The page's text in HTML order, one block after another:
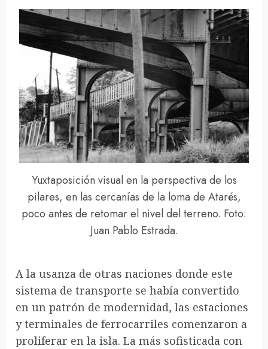
Yuxtaposición visual en la perspectiva de los
pilares, en las cercanías de la loma de Atarés,
poco antes de retomar el nivel del terreno. Foto:
Juan Pablo Estrada.
A la usanza de otras naciones donde este
sistema de transporte se había convertido
en un patrón de modernidad, las estaciones
y terminales de ferrocarriles comenzaron a
proliferar en la isla. La más sofisticada con